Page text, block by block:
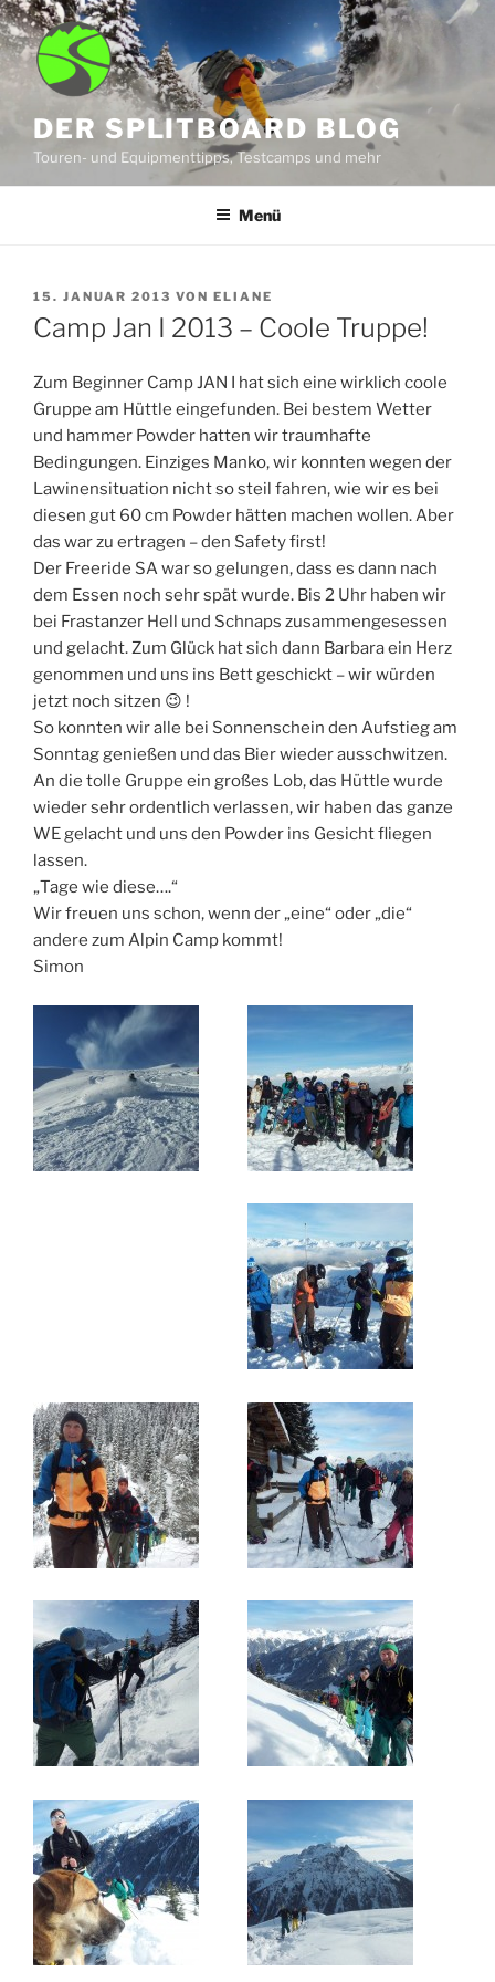
Zum
Inhalt
springen
DER SPLITBOARD BLOG
Touren- und Equipmenttipps, Testcamps und mehr
Menü
VERÖFFENTLICHT
AM
15. JANUAR 2013 VON ELIANE
Camp Jan I 2013 – Coole Truppe!
Zum Beginner Camp JAN I hat sich eine wirklich coole
Gruppe am Hüttle eingefunden. Bei bestem Wetter
und hammer Powder hatten wir traumhafte
Bedingungen. Einziges Manko, wir konnten wegen der
Lawinensituation nicht so steil fahren, wie wir es bei
diesen gut 60 cm Powder hätten machen wollen. Aber
das war zu ertragen – den Safety first!
Der Freeride SA war so gelungen, dass es dann nach
dem Essen noch sehr spät wurde. Bis 2 Uhr haben wir
bei Frastanzer Hell und Schnaps zusammengesessen
und gelacht. Zum Glück hat sich dann Barbara ein Herz
genommen und uns ins Bett geschickt – wir würden
jetzt noch sitzen 😉 !
So konnten wir alle bei Sonnenschein den Aufstieg am
Sonntag genießen und das Bier wieder ausschwitzen.
An die tolle Gruppe ein großes Lob, das Hüttle wurde
wieder sehr ordentlich verlassen, wir haben das ganze
WE gelacht und uns den Powder ins Gesicht fliegen
lassen.
„Tage wie diese….“
Wir freuen uns schon, wenn der „eine“ oder „die“
andere zum Alpin Camp kommt!
Simon